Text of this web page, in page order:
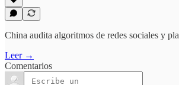
China audita algoritmos de redes sociales y
Leer →
Comentarios